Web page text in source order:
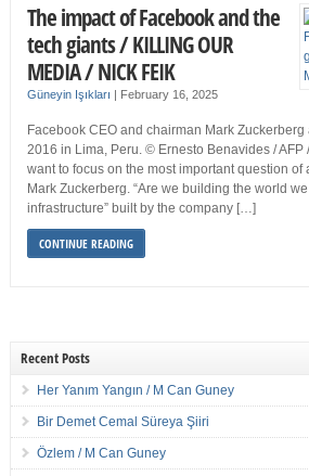
The impact of Facebook and the
tech giants / KILLING OUR
MEDIA / NICK FEIK
Güneyin Işıkları | February 16, 2025
Facebook CEO and chairman Mark Zuckerberg
2016 in Lima, Peru. © Ernesto Benavides / AFP /
want to focus on the most important question of
Mark Zuckerberg. “Are we building the world we
infrastructure” built by the company […]
CONTINUE READING
Recent Posts
Her Yanım Yangın / M Can Guney
Bir Demet Cemal Süreya Şiiri
Özlem / M Can Guney